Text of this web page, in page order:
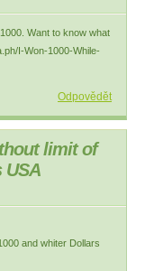
Want to know what
I-Won-1000-While-
Odpovědět
limit of
USA
and whiter Dollars